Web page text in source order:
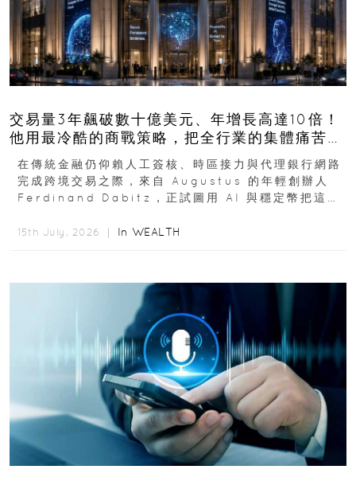
交易量3年飆破數十億美元、年增長高達10倍！
他用最冷酷的商戰策略，把全行業的集體痛苦榨
成百億金庫
在傳統金融仍仰賴人工簽核、時區接力與代理銀行網路
完成跨境交易之際，來自 Augustus 的年輕創辦人
Ferdinand Dabitz，正試圖用 AI 與穩定幣把這套
15th July, 2026 ｜ In WEALTH